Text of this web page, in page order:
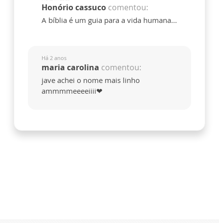
Honório cassuco comentou:
A bíblia é um guia para a vida humana...
Há 2 anos
maria carolina comentou:
jave achei o nome mais linho
ammmmeeeeiiii❤